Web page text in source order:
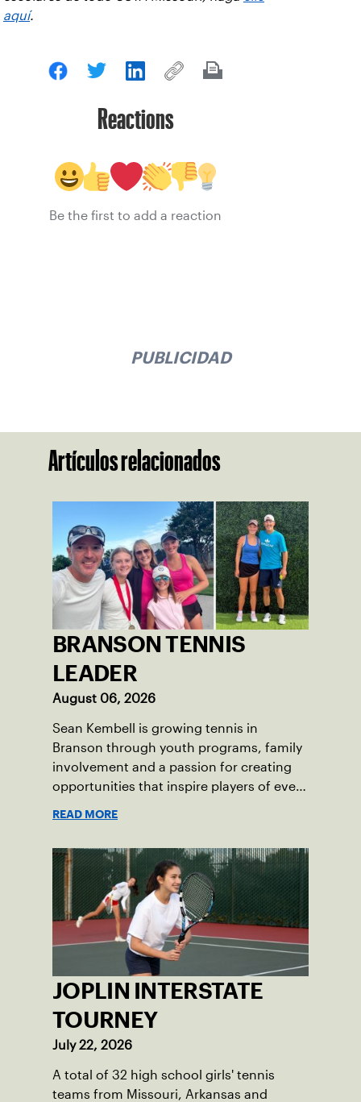
aquí.
Reactions
Be the first to add a reaction
PUBLICIDAD
Artículos relacionados
BRANSON TENNIS
LEADER
August 06, 2026
Sean Kembell is growing tennis in
Branson through youth programs, family
involvement and a passion for creating
opportunities that inspire players of every
READ MORE
JOPLIN INTERSTATE
TOURNEY
July 22, 2026
A total of 32 high school girls' tennis
teams from Missouri, Arkansas and